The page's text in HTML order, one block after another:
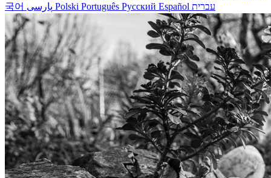
국어
Polski Português Русский Español עברית